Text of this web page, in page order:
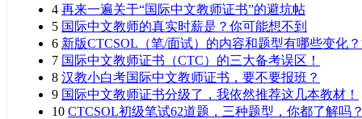
4 再来一遍关于“国际中文教师证书”的避坑帖
5 国际中文教师的真实时薪是？你可能想不到
6 新版CTCSOL（笔/面试）的内容和题型有哪些变化
7 国际中文教师证书（CTC）的三大备考误区！
8 汉教小白考国际中文教师证书，要不要报班？
9 国际中文教师证书分级了，我依然推荐这几本教材！
10 CTCSOL初级笔试62道题，三种题型，你都了解吗？